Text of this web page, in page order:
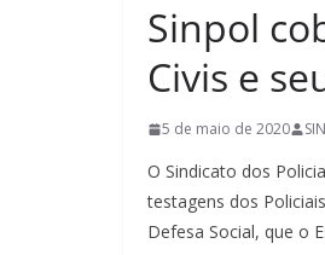
Sinpol
Civis e
5 de maio de 2020
O Sindicato dos
testagens dos
Defesa Social, que o